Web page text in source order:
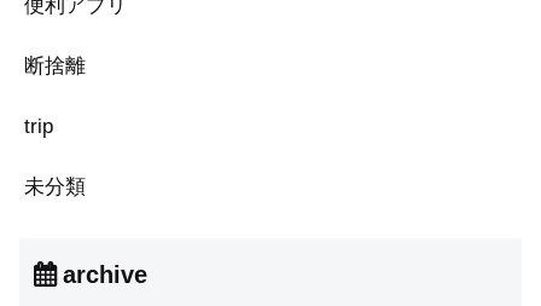
便利アプリ
断捨離
trip
未分類
archive